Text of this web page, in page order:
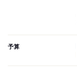
予算